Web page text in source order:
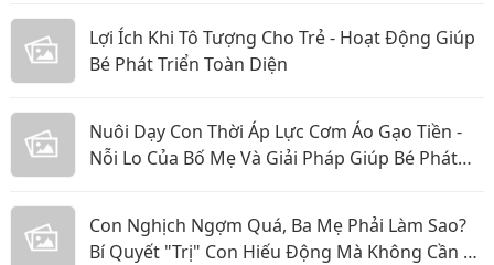
Lợi Ích Khi Tô Tượng Cho Trẻ - Hoạt Động Giúp
Bé Phát Triển Toàn Diện
Nuôi Dạy Con Thời Áp Lực Cơm Áo Gạo Tiền -
Nỗi Lo Của Bố Mẹ Và Giải Pháp Giúp Bé Phát
Con Nghịch Ngợm Quá, Ba Mẹ Phải Làm Sao?
Bí Quyết "Trị" Con Hiếu Động Mà Không Cần La